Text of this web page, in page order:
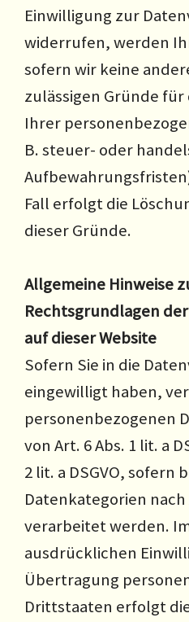
Einwilligung zur
widerrufen, werden
sofern wir keine
zulässigen Gründe
Ihrer
B. steuer- oder
Fall erfolgt die
dieser Gründe.
Allgemeine Hinweise
Rechtsgrundlagen
auf dieser Website
Sofern Sie in die
eingewilligt haben,
personenbezogenen
von Art. 6 Abs. 1 lit. a
2 lit. a DSGVO, sofern
Datenkategorien nach
verarbeitet werden.
ausdrücklichen
Übertragung
Drittstaaten erfolgt